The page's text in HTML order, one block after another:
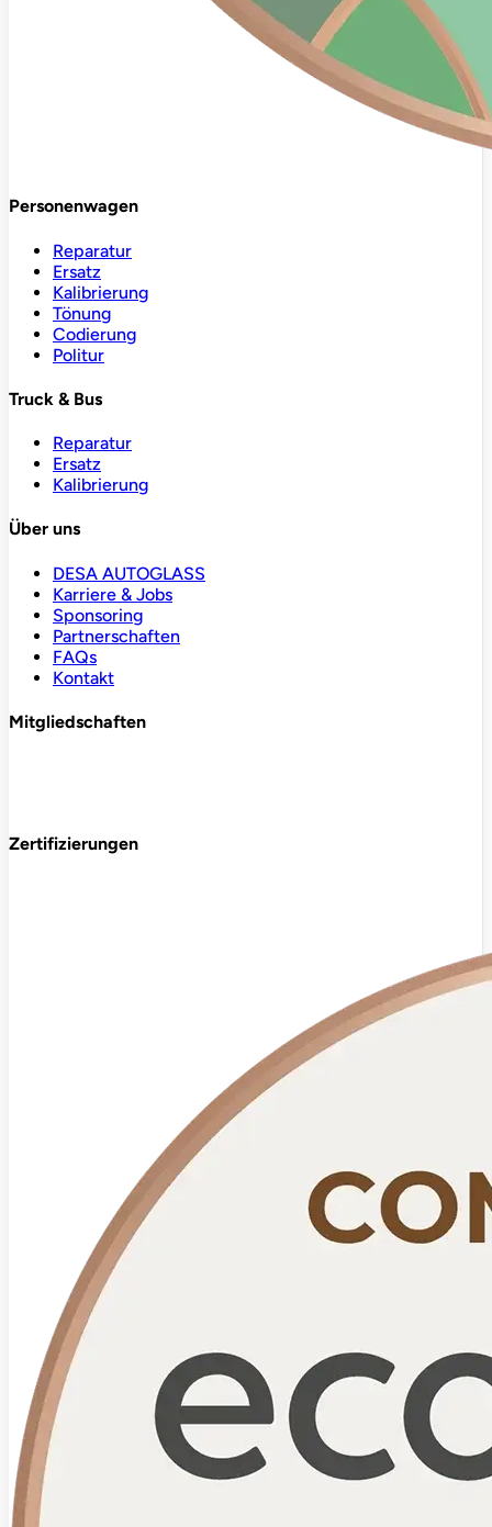
Personenwagen
Reparatur
Ersatz
Kalibrierung
Tönung
Codierung
Politur
Truck & Bus
Reparatur
Ersatz
Kalibrierung
Über uns
DESA AUTOGLASS
Karriere & Jobs
Sponsoring
Partnerschaften
FAQs
Kontakt
Mitgliedschaften
Zertifizierungen